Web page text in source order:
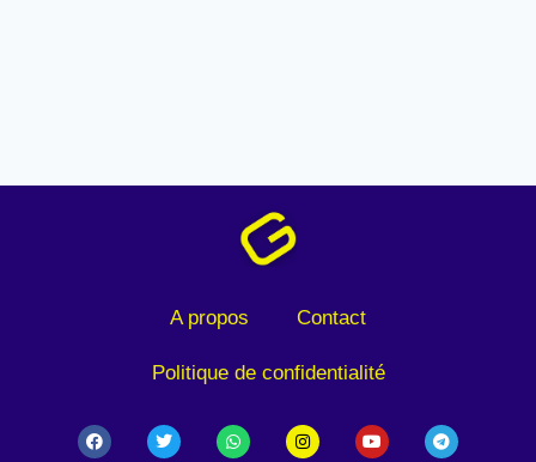
A propos Contact
Politique de confidentialité